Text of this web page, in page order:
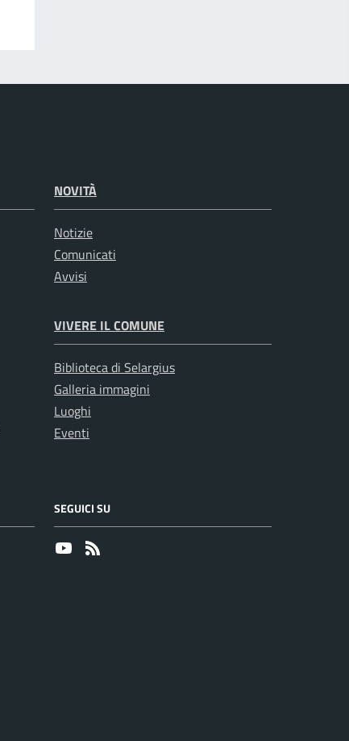
NOVITÀ
Notizie
Comunicati
Avvisi
VIVERE IL COMUNE
Biblioteca di Selargius
Galleria immagini
Luoghi
Eventi
SEGUICI SU
Youtube